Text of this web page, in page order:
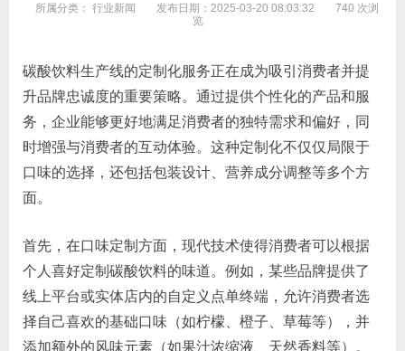
所属分类： 行业新闻 发布日期：2025-03-20 08:03:32
740 次浏
览
碳酸饮料生产线的定制化服务正在成为吸引消费者并提
升品牌忠诚度的重要策略。通过提供个性化的产品和服
务，企业能够更好地满足消费者的独特需求和偏好，同
时增强与消费者的互动体验。这种定制化不仅仅局限于
口味的选择，还包括包装设计、营养成分调整等多个方
面。
首先，在口味定制方面，现代技术使得消费者可以根据
个人喜好定制碳酸饮料的味道。例如，某些品牌提供了
线上平台或实体店内的自定义点单终端，允许消费者选
择自己喜欢的基础口味（如柠檬、橙子、草莓等），并
添加额外的风味元素（如果汁浓缩液、天然香料等）。